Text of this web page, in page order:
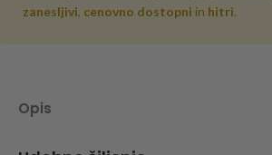
zanesljivi, cenovno dostopni in hitri.
Opis